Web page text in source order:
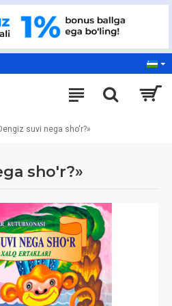
suvi nega sho'r?»
sho'r?»